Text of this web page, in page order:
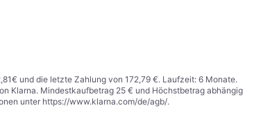
und die letzte Zahlung von 172,79 €. Laufzeit: 6 Monate.
Klarna. Mindestkaufbetrag 25 € und Höchstbetrag abhängig
unter https://www.klarna.com/de/agb/.